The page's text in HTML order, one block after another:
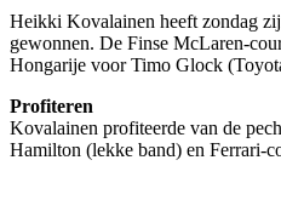
Heikki Kovalainen heeft zondag
gewonnen. De Finse McLaren-
Hongarije voor Timo Glock
Profiteren
Kovalainen profiteerde van de
Hamilton (lekke band) en Ferrari-